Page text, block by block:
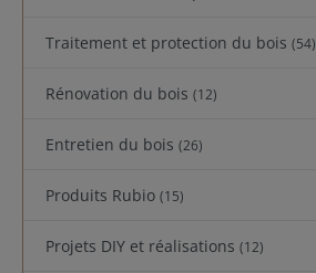
Traitement et protection du bois (54)
Rénovation du bois (12)
Entretien du bois (26)
Produits Rubio (15)
Projets DIY et réalisations (12)